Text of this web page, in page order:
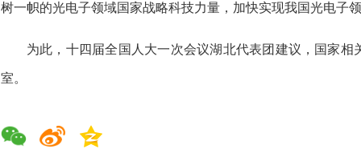
树一帜的光电子领域国家战略科技力量，加快实现我国光电子
为此，十四届全国人大一次会议湖北代表团建议，国家
室。